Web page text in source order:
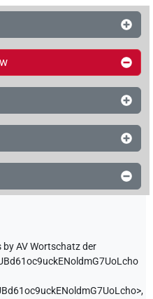
byAV Wortschatz der
,